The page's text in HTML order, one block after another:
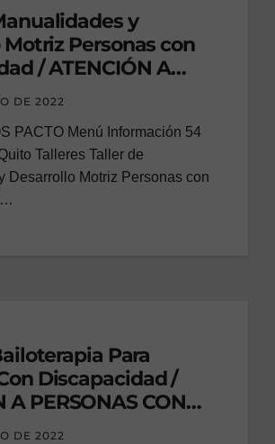
y
Personas con
/ ATENCIÓN A
CON DISCAPACIDAD
DE 2022
PACTO Menú Información 54
Talleres Taller de
Desarrollo Motriz Personas con
…
Para
Discapacidad /
A PERSONAS CON
DE 2022